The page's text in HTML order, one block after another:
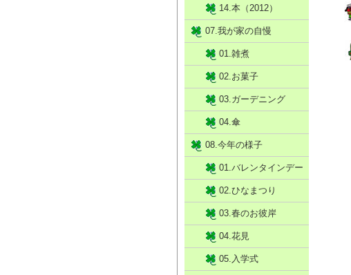
14.本（2012）
07.我が家の自慢
01.雑煮
02.お菓子
03.ガーデニング
04.傘
08.今年の様子
01.バレンタインデー
02.ひなまつり
03.春のお彼岸
04.花見
05.入学式